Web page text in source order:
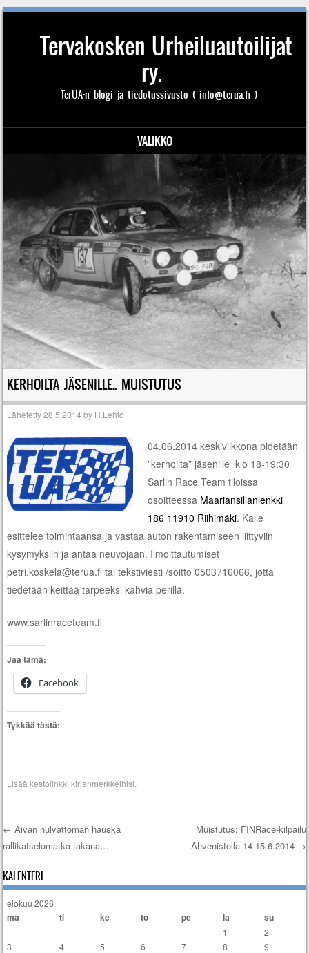
Tervakosken Urheiluautoilijat
ry.
TerUA:n blogi ja tiedotussivusto ( info@terua.fi )
VALIKKO
KERHOILTA JÄSENILLE.. MUISTUTUS
Lähetetty28.5.2014 by H.Lehto
04.06.2014 keskiviikkona pidetään
”kerhoilta” jäsenille klo 18-19:30
Sarlin Race Team tiloissa
osoitteessa Maariansillanlenkki
186 11910 Riihimäki. Kalle
esittelee toimintaansa ja vastaa auton rakentamiseen liittyviin
kysymyksiin ja antaa neuvojaan. Ilmoittautumiset
petri.koskela@terua.fi tai tekstiviesti /soitto 0503716066, jotta
tiedetään keittää tarpeeksi kahvia perillä.
www.sarlinraceteam.fi
Jaa tämä:
Facebook
Tykkää tästä:
Lisääkestolinkki kirjanmerkkeihisi.
Artikkelien selaus
← Aivan hulvattoman hauska
rallikatselumatka takana…
Muistutus: FINRace-kilpailu
Ahvenistolla 14-15.6.2014 →
KALENTERI
elokuu 2026
ma ti ke to pe la su
1
2
3
4 5 6 7 8
9